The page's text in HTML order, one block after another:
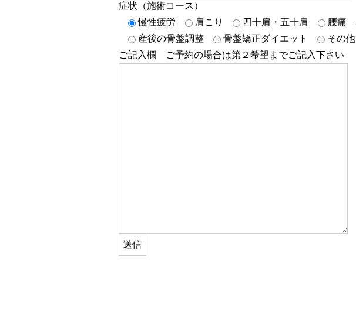
症状（施術コース）
慢性疲労
肩こり 四十肩・五十肩 腰痛
産後の骨盤調整
骨盤矯正ダイエット
その他
ご記入欄 ご予約の場合は第２希望までご記入下さい